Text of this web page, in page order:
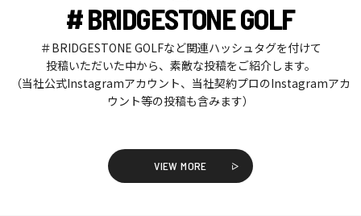
# BRIDGESTONE GOLF
＃BRIDGESTONE GOLFなど関連ハッシュタグを付けて
投稿いただいた中から、素敵な投稿をご紹介します。
（当社公式Instagramアカウント、当社契約プロのInstagramアカ
ウント等の投稿も含みます）
VIEW MORE